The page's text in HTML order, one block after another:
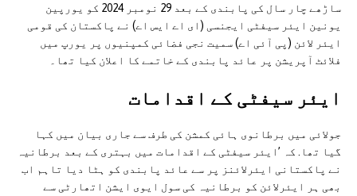
ساڑھے چار سال کی پابندی کے بعد 29 نومبر 2024 کو یورپین
یونین ایئر سیفٹی ایجنسی (ای اے ایس اے) نے پاکستان کی قومی
ایئر لائن (پی آئی اے) سمیت نجی فضائی کمپنیوں پر یورپ میں
فلائٹ آپریشن پر عائد پابندی کے خاتمے کا اعلان کیا تھا۔
ایئر سیفٹی کے اقدامات
جولائی میں برطانوی ہائی کمشن کی طرف سے جاری بیان میں کہا
گیا تھا. کہ ’ایئر سیفٹی کے اقدامات میں بہتری کے بعد برطانیہ
نے پاکستانی ایئرلائنز پر سے عائد پابندی کو ہٹا دیا تاہم اب
بھی ہر ایئرلائن کو برطانیہ کی سول ایوی ایشن اتھارٹی سے